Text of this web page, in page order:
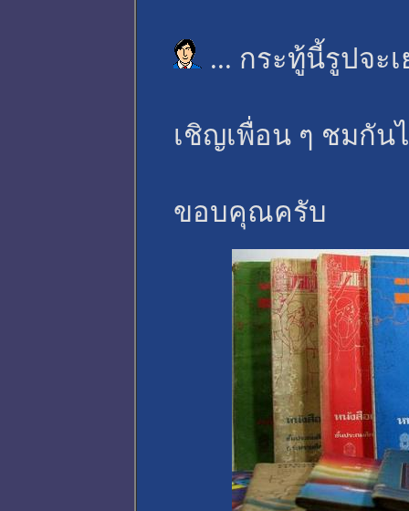
... กระทู้นี้รูปจะ
เชิญเพื่อน ๆ ชมกัน
ขอบคุณครับ